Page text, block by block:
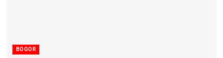
BOGOR